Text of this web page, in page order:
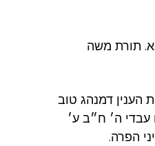
תורת משה
הענין דמנהג טוב
ה׳ ח״ב ע׳
הפרה.